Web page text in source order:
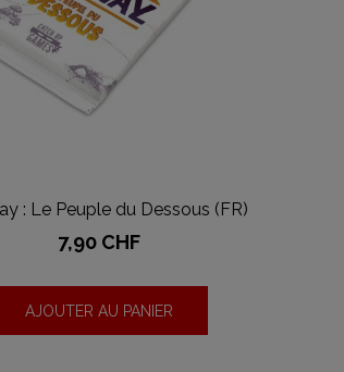
: Le Peuple du Dessous (FR)
Prix
7,90 CHF
AJOUTER AU PANIER